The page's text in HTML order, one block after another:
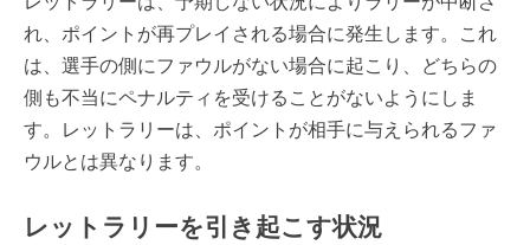
れ、ポイントが再プレイされる場合に発生します。これ
は、選手の側にファウルがない場合に起こり、どちらの
側も不当にペナルティを受けることがないようにしま
す。レットラリーは、ポイントが相手に与えられるファ
ウルとは異なります。
レットラリーを引き起こす状況